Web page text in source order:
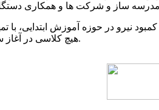
نیرو در حوزه آموزش ابتدایی،
هیچ کلاسی در آغاز سال تحصیلی جدید بودن معلم نخواهد بود.